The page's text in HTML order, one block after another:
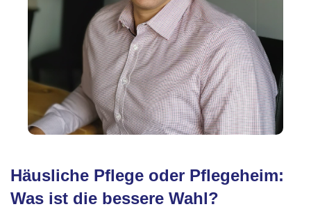
Häusliche Pflege oder Pflegeheim:
Was ist die bessere Wahl?